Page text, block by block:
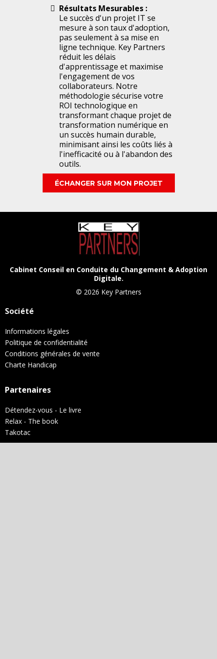
Résultats Mesurables :
Le succès d'un projet IT se
mesure à son taux d'adoption,
pas seulement à sa mise en
ligne technique. Key Partners
réduit les délais
d'apprentissage et maximise
l'engagement de vos
collaborateurs. Notre
méthodologie sécurise votre
ROI technologique en
transformant chaque projet de
transformation numérique en
un succès humain durable,
minimisant ainsi les coûts liés à
l'inefficacité ou à l'abandon des
outils.
ÉCHANGER SUR MON PROJET
Cabinet Conseil en Conduite du Changement & Adoption
Digitale.
© 2026 Key Partners
Société
​Informations légales
Politique de confidentialité
Conditions générales de vente
Charte Handicap
Partenaires
Détendez-vous - Le livre
​Relax - The book
Takotac